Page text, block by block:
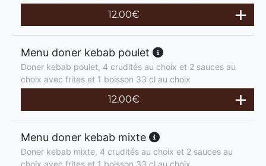
12.00€
Menu doner kebab poulet
Doner kebab poulet, 4 crudités au choix et 2 sauces au
choix avec frites et 1 boisson 33 cl au choix
12.00€
Menu doner kebab mixte
Doner kebab mixte, 4 crudités au choix et 2 sauces au
choix avec frites et 1 boisson 33 cl au choix